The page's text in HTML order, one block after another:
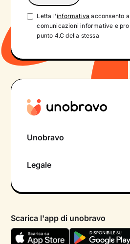
Letta l'informativa acconsento
comunicazioni informative e
punto 4.C della stessa
Unobravo
Psicologo in chat
Aiuto urgente
Legale
Termini e condizioni
Informativa Privacy
Scarica l'app di unobravo